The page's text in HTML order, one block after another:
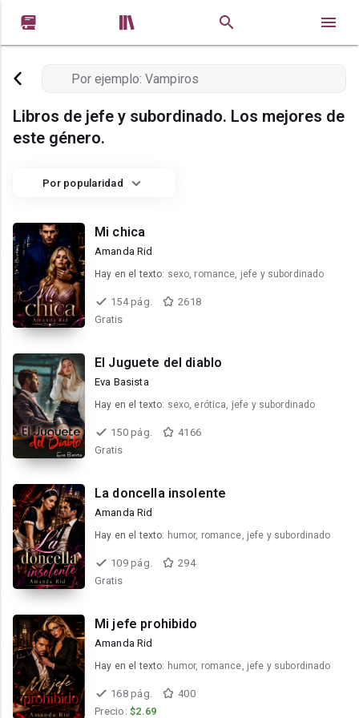
 
Libros de jefe y subordinado. Los mejores de
este género.
Por popularidad
Mi chica
Amanda Rid
Hay en el texto: sexo, romance, jefe y subordinado
154 pág.
2618
Gratis
El Juguete del diablo
Eva Basista
Hay en el texto: sexo, erótica, jefe y subordinado
150 pág.
4166
Gratis
La doncella insolente
Amanda Rid
Hay en el texto: humor, romance, jefe y subordinado
109 pág.
294
Gratis
Mi jefe prohibido
Amanda Rid
Hay en el texto: humor, romance, jefe y subordinado
168 pág.
400
Precio: $2.69